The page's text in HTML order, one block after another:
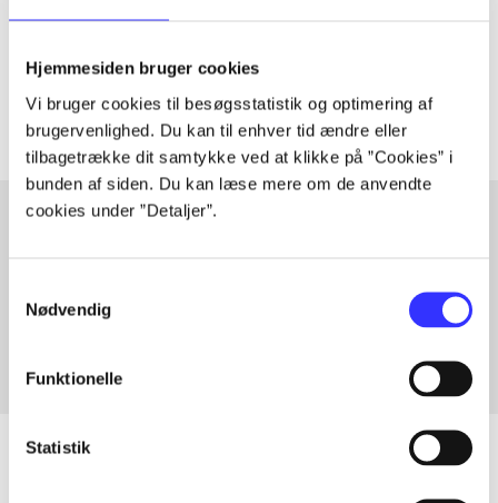
Hjemmesiden bruger cookies
Vi bruger cookies til besøgsstatistik og optimering af
brugervenlighed. Du kan til enhver tid ændre eller
tilbagetrække dit samtykke ved at klikke på ”Cookies” i
bunden af siden. Du kan læse mere om de anvendte
cookies under ”Detaljer”.
Nødvendig
Funktionelle
Statistik
Artiklerne ihandler ofte om
Fra